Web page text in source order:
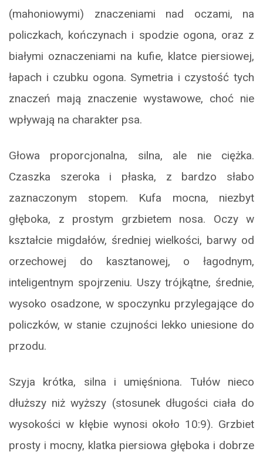
(mahoniowymi) znaczeniami nad oczami, na
policzkach, kończynach i spodzie ogona, oraz z
białymi oznaczeniami na kufie, klatce piersiowej,
łapach i czubku ogona. Symetria i czystość tych
znaczeń mają znaczenie wystawowe, choć nie
wpływają na charakter psa.
Głowa proporcjonalna, silna, ale nie ciężka.
Czaszka szeroka i płaska, z bardzo słabo
zaznaczonym stopem. Kufa mocna, niezbyt
głęboka, z prostym grzbietem nosa. Oczy w
kształcie migdałów, średniej wielkości, barwy od
orzechowej do kasztanowej, o łagodnym,
inteligentnym spojrzeniu. Uszy trójkątne, średnie,
wysoko osadzone, w spoczynku przylegające do
policzków, w stanie czujności lekko uniesione do
przodu.
Szyja krótka, silna i umięśniona. Tułów nieco
dłuższy niż wyższy (stosunek długości ciała do
wysokości w kłębie wynosi około 10:9). Grzbiet
prosty i mocny, klatka piersiowa głęboka i dobrze